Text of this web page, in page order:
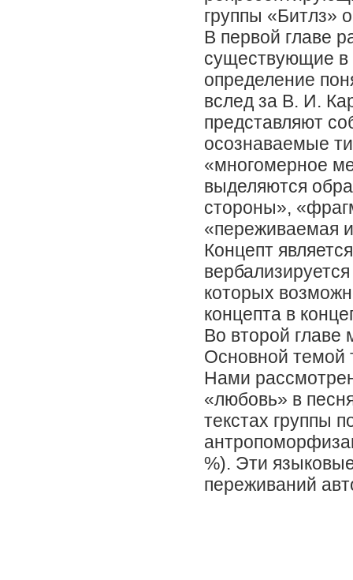
группы «Битлз»
В первой главе
существующие в
определение
вслед за В. И.
представляют
осознаваемые
«многомерное
выделяются
стороны»,
«переживаемая
Концепт
которых
концепта в
Во второй главе
Основной темой
Нами
«любовь» в
текстах группы
%). Эти
переживаний